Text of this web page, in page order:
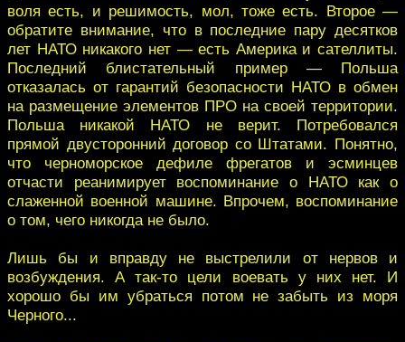
воля есть, и решимость, мол, тоже есть. Второе —
обратите внимание, что в последние пару десятков
лет НАТО никакого нет — есть Америка и сателлиты.
Последний блистательный пример — Польша
отказалась от гарантий безопасности НАТО в обмен
на размещение элементов ПРО на своей территории.
Польша никакой НАТО не верит. Потребовался
прямой двусторонний договор со Штатами. Понятно,
что черноморское дефиле фрегатов и эсминцев
отчасти реанимирует воспоминание о НАТО как о
слаженной военной машине. Впрочем, воспоминание
о том, чего никогда не было.
Лишь бы и вправду не выстрелили от нервов и
возбуждения. А так-то цели воевать у них нет. И
хорошо бы им убраться потом не забыть из моря
Черного...